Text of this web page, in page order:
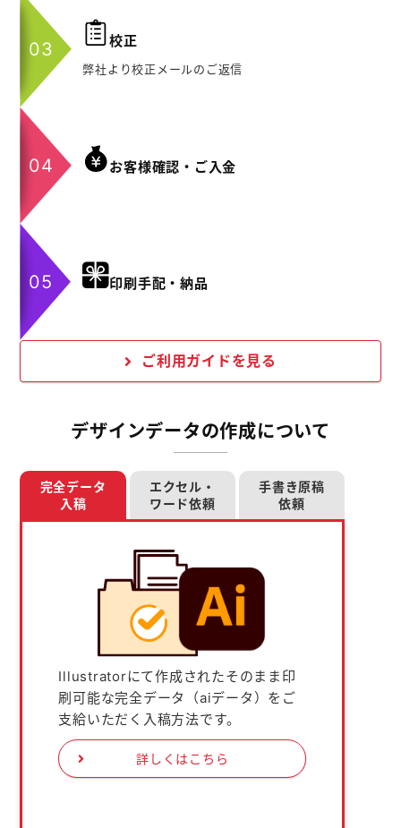
校正
弊社より校正メールのご返信
お客様確認・ご入金
印刷手配・納品
ご利用ガイドを見る
デザインデータの作成について
完全データ
入稿
エクセル・
ワード依頼
手書き原稿
依頼
Illustratorにて作成されたそのまま印
刷可能な完全データ（aiデータ）をご
支給いただく入稿方法です。
詳しくはこちら